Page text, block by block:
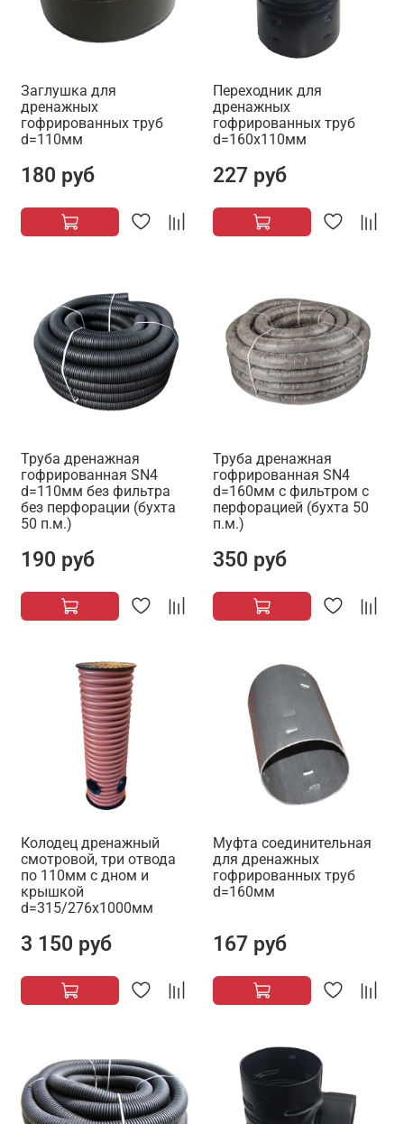
Заглушка для
дренажных
гофрированных труб
d=110мм
180 руб
Переходник для
дренажных
гофрированных труб
d=160х110мм
227 руб
Труба дренажная
гофрированная SN4
d=110мм без фильтра
без перфорации (бухта
50 п.м.)
190 руб
Труба дренажная
гофрированная SN4
d=160мм с фильтром с
перфорацией (бухта 50
п.м.)
350 руб
Колодец дренажный
смотровой, три отвода
по 110мм с дном и
крышкой
d=315/276х1000мм
3 150 руб
Муфта соединительная
для дренажных
гофрированных труб
d=160мм
167 руб